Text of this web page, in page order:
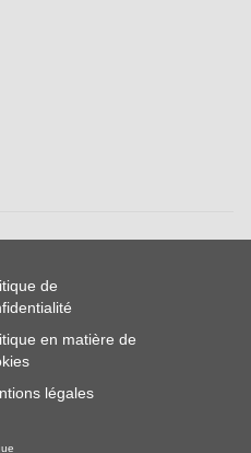
de
en matière de
légales